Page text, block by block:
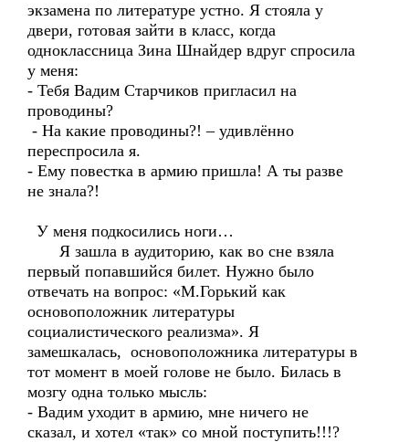
экзамена по литературе устно. Я стояла у
двери, готовая зайти в класс, когда
одноклассница Зина Шнайдер вдруг спросила
у меня:
- Тебя Вадим Старчиков пригласил на
проводины?
- На какие проводины?! – удивлённо
переспросила я.
- Ему повестка в армию пришла! А ты разве
не знала?!
У меня подкосились ноги…
Я зашла в аудиторию, как во сне взяла
первый попавшийся билет. Нужно было
отвечать на вопрос: «М.Горький как
основоположник литературы
социалистического реализма». Я
замешкалась, основоположника литературы в
тот момент в моей голове не было. Билась в
мозгу одна только мысль:
- Вадим уходит в армию, мне ничего не
сказал, и хотел «так» со мной поступить!!!?